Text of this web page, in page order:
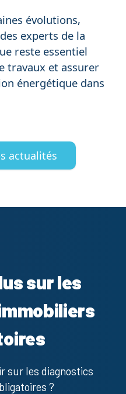
évolutions,
experts de la
reste essentiel
travaux et assurer
énergétique dans
actualités
sur les
sur les diagnostics
?